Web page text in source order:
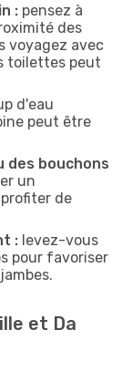
: pensez à
des
voyagez avec
toilettes peut
d'eau
peut être
des bouchons
un
de
: levez-vous
pour favoriser
et Da